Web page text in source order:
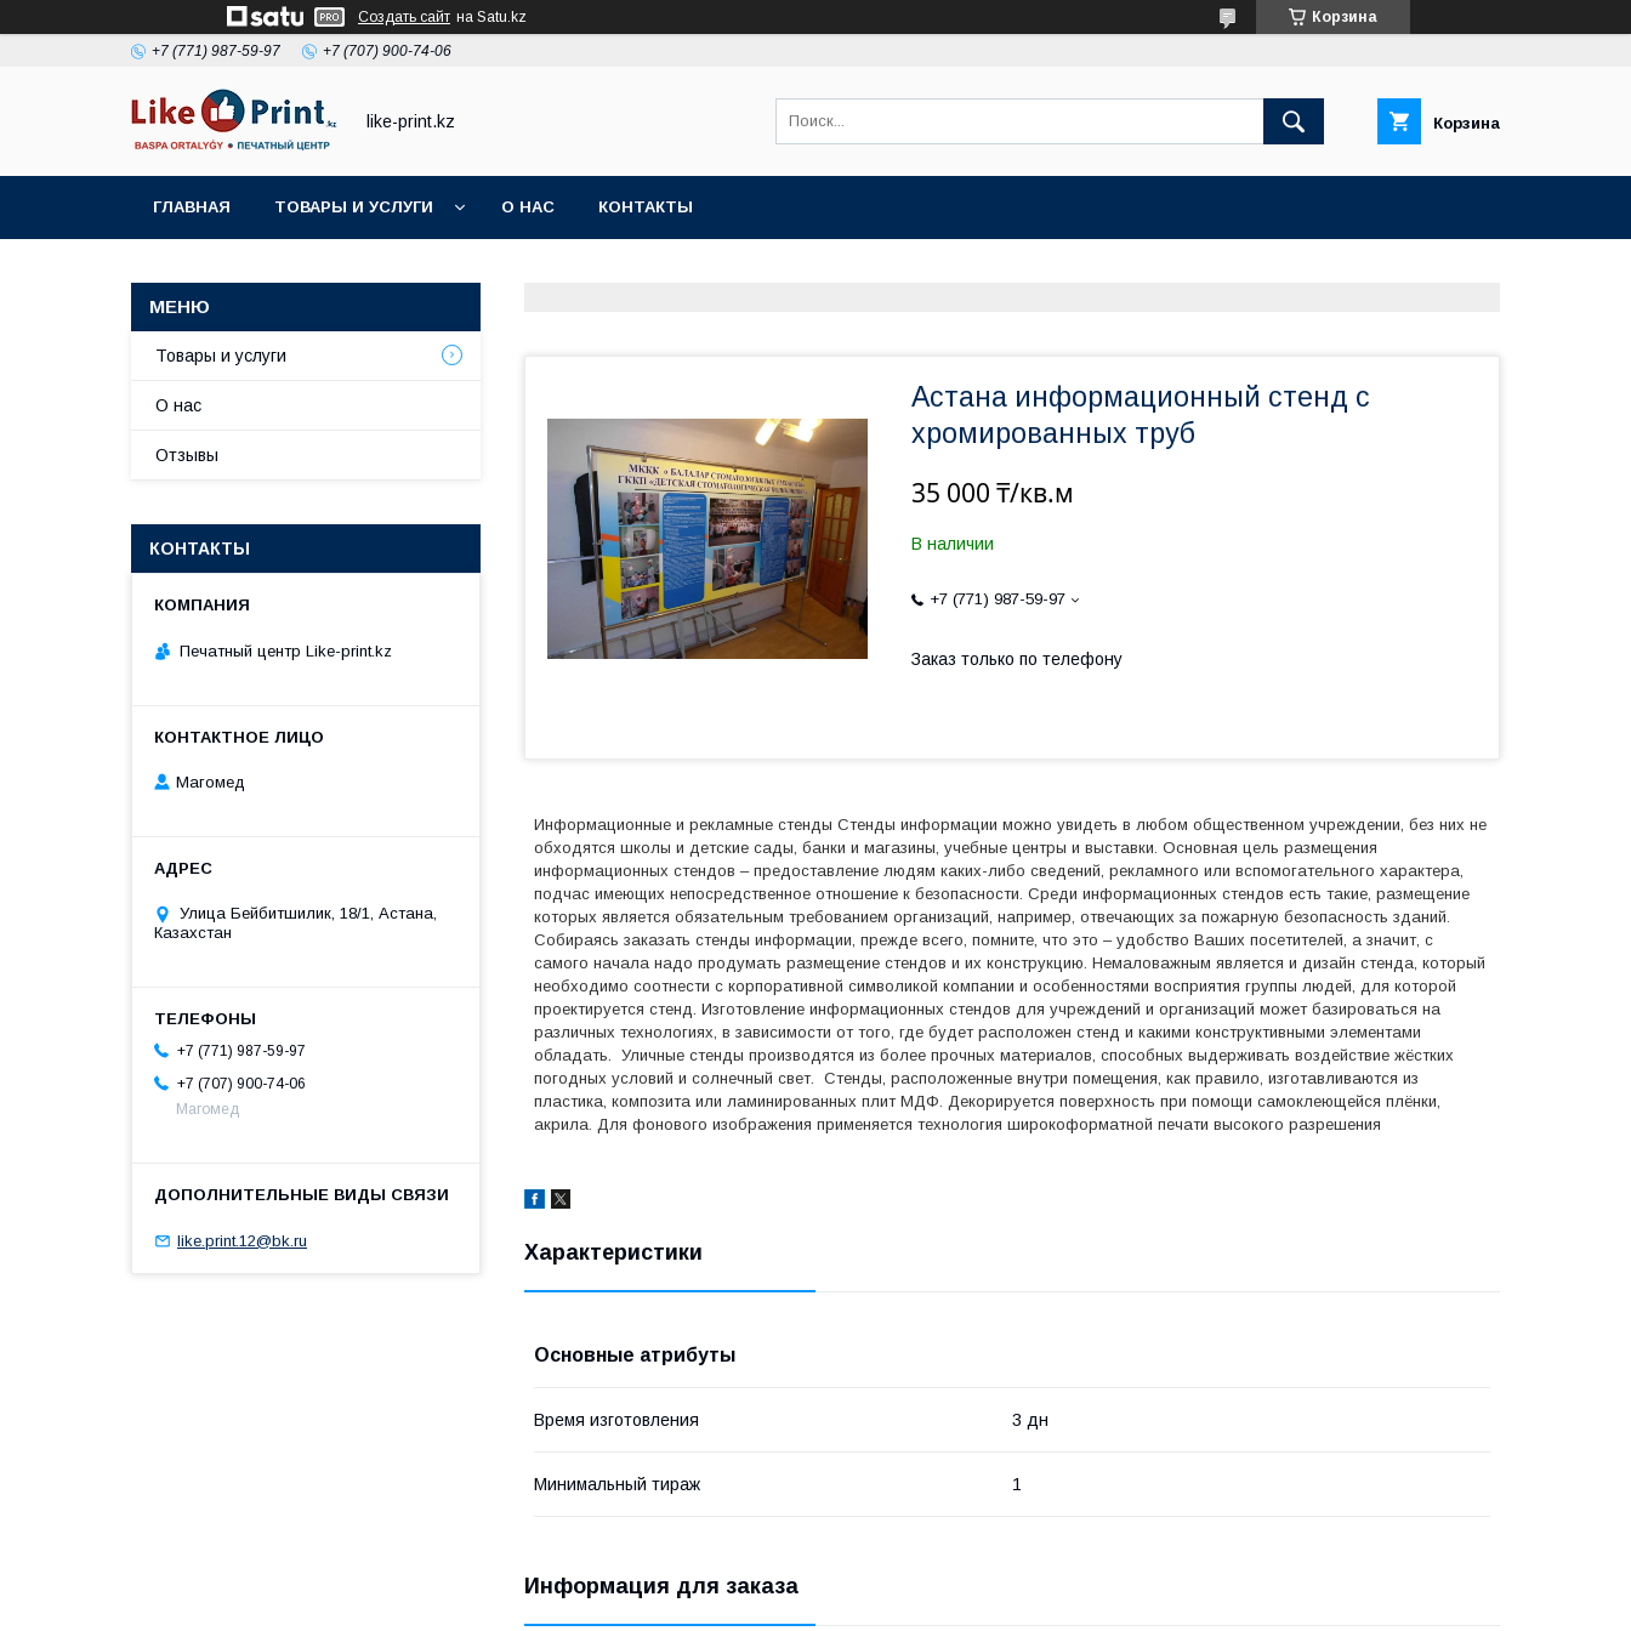
Создать сайт на Satu.kz Корзина
+7 (771) 987-59-97 +7 (707) 900-74-06
like-print.kz Корзина
ГЛАВНАЯ ТОВАРЫ И УСЛУГИ О НАС КОНТАКТЫ
Астана информационный стенд с
хромированных труб
35 000 ₸/кв.м
В наличии
+7 (771) 987-59-97
Заказ только по телефону
Информационные и рекламные стенды Стенды информации можно увидеть в любом общественном учреждении, без них не
обходятся школы и детские сады, банки и магазины, учебные центры и выставки. Основная цель размещения
информационных стендов – предоставление людям каких-либо сведений, рекламного или вспомогательного характера,
подчас имеющих непосредственное отношение к безопасности. Среди информационных стендов есть такие, размещение
которых является обязательным требованием организаций, например, отвечающих за пожарную безопасность зданий.
Собираясь заказать стенды информации, прежде всего, помните, что это – удобство Ваших посетителей, а значит, с
самого начала надо продумать размещение стендов и их конструкцию. Немаловажным является и дизайн стенда, который
необходимо соотнести с корпоративной символикой компании и особенностями восприятия группы людей, для которой
проектируется стенд. Изготовление информационных стендов для учреждений и организаций может базироваться на
различных технологиях, в зависимости от того, где будет расположен стенд и какими конструктивными элементами
обладать. Уличные стенды производятся из более прочных материалов, способных выдерживать воздействие жёстких
погодных условий и солнечный свет. Стенды, расположенные внутри помещения, как правило, изготавливаются из
пластика, композита или ламинированных плит МДФ. Декорируется поверхность при помощи самоклеющейся плёнки,
акрила. Для фонового изображения применяется технология широкоформатной печати высокого разрешения
Характеристики
Основные атрибуты
Время изготовления 3 дн
Минимальный тираж 1
Информация для заказа
Товары и услуги
О нас
Отзывы
КОНТАКТЫ
Печатный центр Like-print.kz
Магомед
Улица Бейбитшилик, 18/1, Астана,
Казахстан
+7 (771) 987-59-97
+7 (707) 900-74-06
Магомед
like.print.12@bk.ru